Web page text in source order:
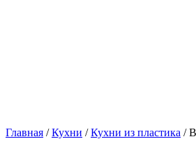
Главная /Кухни /Кухни из пластика /